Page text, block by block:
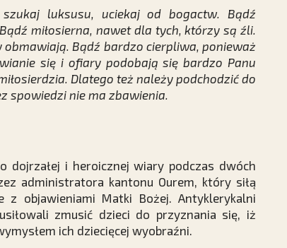
szukaj luksusu, uciekaj od bogactw. Bądź
miłosierna, nawet dla tych, którzy są źli.
Bądź bardzo cierpliwa, ponieważ
się i ofiary podobają się bardzo Panu
Dlatego też należy podchodzić do
spowiedzi nie ma zbawienia.
dojrzałej i heroicznej wiary podczas dwóch
administratora kantonu Ourem, który siłą
z objawieniami Matki Bożej. Antyklerykalni
zmusić dzieci do przyznania się, iż
ich dziecięcej wyobraźni.